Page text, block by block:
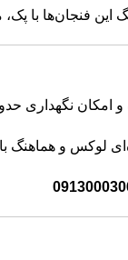
این فنجان‌ها با
۲۵۰ گرم قهوه را
لوکس و هماهنگ